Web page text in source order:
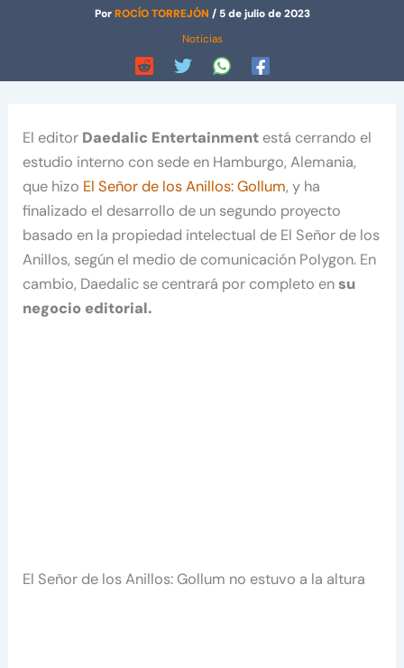
PorROCÍO TORREJÓN / 5 de julio de 2023
Noticias
El editor Daedalic Entertainment está cerrando el
estudio interno con sede en Hamburgo, Alemania,
que hizo El Señor de los Anillos: Gollum, y ha
finalizado el desarrollo de un segundo proyecto
basado en la propiedad intelectual de El Señor de los
Anillos, según el medio de comunicación Polygon. En
cambio, Daedalic se centrará por completo ensu
negocio editorial.
El Señor de los Anillos: Gollum no estuvo a la altura